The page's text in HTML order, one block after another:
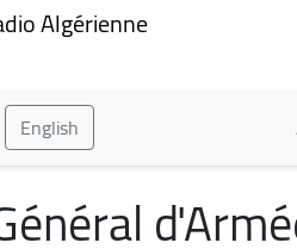
Algérienne
English